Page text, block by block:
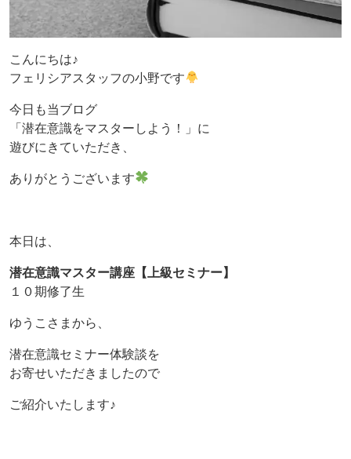
こんにちは♪
フェリシアスタッフの小野です
今日も当ブログ
「潜在意識をマスターしよう！」に
遊びにきていただき、
ありがとうございます
本日は、
潜在意識マスター講座【上級セミナー】
１０期修了生
ゆうこさまから、
潜在意識セミナー体験談を
お寄せいただきましたので
ご紹介いたします♪